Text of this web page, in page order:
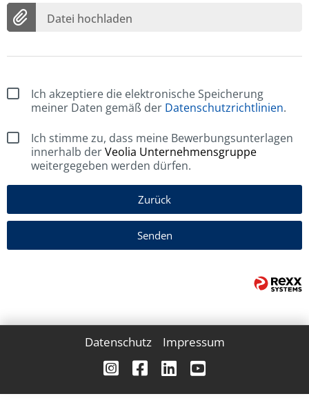
Datei hochladen
Ich akzeptiere die elektronische Speicherung
meiner Daten gemäß der Datenschutzrichtlinien.
Ich stimme zu, dass meine Bewerbungsunterlagen
innerhalb derVeolia Unternehmensgruppe
weitergegeben werden dürfen.
Zurück
Senden
Datenschutz Impressum